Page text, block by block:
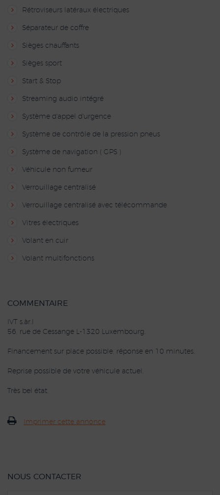
Rétroviseurs latéraux électriques
Séparateur de coffre
Sièges chauffants
Sièges sport
Start & Stop
Streaming audio intégré
Système d'appel d'urgence
Système de contrôle de la pression pneus
Système de navigation ( GPS )
Véhicule non fumeur
Verrouillage centralisé
Verrouillage centralisé avec télécommande
Vitres électriques
Volant en cuir
Volant multifonctions
COMMENTAIRE
IVT s.àr.l
56, rue de Cessange L-1320 Luxembourg.
Financement sur place possible, réponse en 10 minutes.
Reprise possible de votre véhicule actuel.
Très bel état.
Imprimer cette annonce
NOUS CONTACTER